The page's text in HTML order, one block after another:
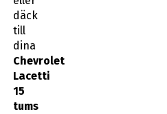
däck
till
dina
Chevrolet
Lacetti
15
tums